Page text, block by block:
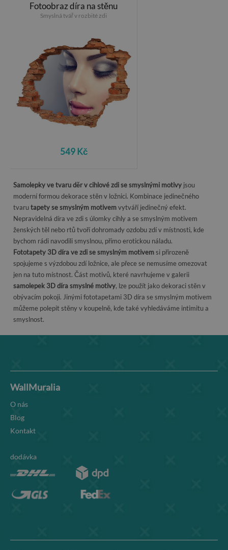
Fotoobraz díra na stěnu
Smyslná tvář v rozbité zdi
549 Kč
Samolepky ve tvaru děr v cihlové zdi se smyslnými motivy jsou
moderní formou dekorace stěn v ložnici. Kombinace jedinečného
tvarutapety se smyslným motivemvytváří jedinečný efekt.
Nepravidelná díra ve zdi s úlomky cihly a se smyslným motivem
ženských těl nebo rtů tvoří dohromady ozdobu zdí v místnosti, kde
bychom rádi navodili smyslnou, přímo erotickou náladu.
Fototapety 3D díra ve zdi se smyslným motivemsi přirozeně
spojujeme s výzdobou zdí ložnice, ale přece se nemusíme omezovat
jen na tuto místnost. Část motivů, které navrhujeme v galerii
samolepek 3D díra smyslné motivy, lze použít jako dekoraci stěn v
obývacím pokoji. Jinými fototapetami 3D díra se smyslným motivem
můžeme polepit stěny v koupelně, kde také vyhledáváme intimitu a
smyslnost.
WallMuralia
O nás
Blog
Kontakt
dodávka